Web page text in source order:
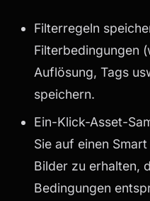
Filterregeln
Filterbedingungen
Auflösung, Tags
speichern.
Ein-Klick-Asset-
Sie auf einen
Bilder zu erhalten,
Bedingungen